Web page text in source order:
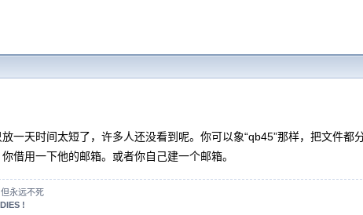
一天时间太短了，许多人还没看到呢。你可以象“qb45”那样，把文件都
借用一下他的邮箱。或者你自己建一个邮箱。
永远不死
!